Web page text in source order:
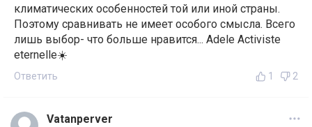
климатических особенностей той или иной страны.
Поэтому сравнивать не имеет особого смысла. Всего
лишь выбор- что больше нравится... Adele Activiste
eternelle☀️
Ответить 1 2
Vatanperver